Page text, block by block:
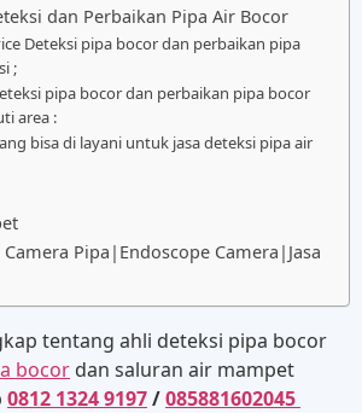
dan Perbaikan Pipa Air Bocor
Deteksi pipa bocor dan perbaikan pipa
;
pipa bocor dan perbaikan pipa bocor
area :
bisa di layani untuk jasa deteksi pipa air
Pipa|Endoscope Camera|Jasa
tentang ahli deteksi pipa bocor
bocor dan saluran air mampet
0812 1324 9197/085881602045